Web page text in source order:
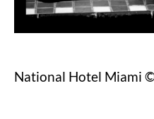
National Hotel Miami